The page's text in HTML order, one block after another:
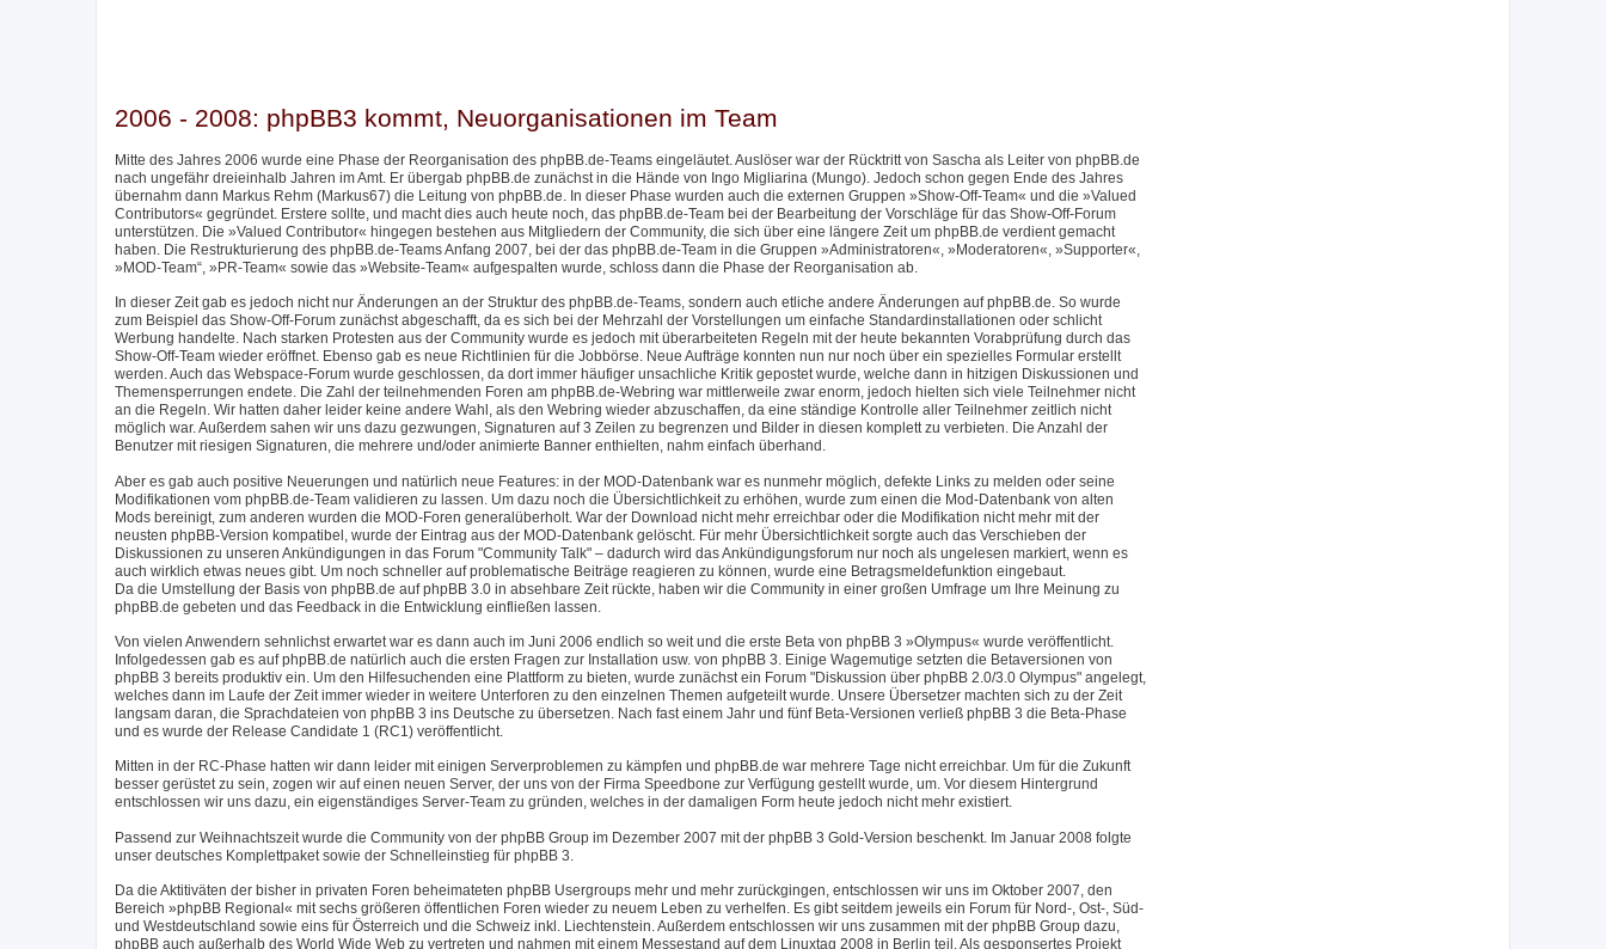
2006 - 2008: phpBB3 kommt, Neuorganisationen im Team
Mitte des Jahres 2006 wurde eine Phase der Reorganisation des phpBB.de-Teams eingeläutet. Auslöser war der Rücktritt von Sascha als Leiter von phpBB.de
nach ungefähr dreieinhalb Jahren im Amt. Er übergab phpBB.de zunächst in die Hände von Ingo Migliarina (Mungo). Jedoch schon gegen Ende des Jahres
übernahm dann Markus Rehm (Markus67) die Leitung von phpBB.de. In dieser Phase wurden auch die externen Gruppen »Show-Off-Team« und die »Valued
Contributors« gegründet. Erstere sollte, und macht dies auch heute noch, das phpBB.de-Team bei der Bearbeitung der Vorschläge für das Show-Off-Forum
unterstützen. Die »Valued Contributor« hingegen bestehen aus Mitgliedern der Community, die sich über eine längere Zeit um phpBB.de verdient gemacht
haben. Die Restrukturierung des phpBB.de-Teams Anfang 2007, bei der das phpBB.de-Team in die Gruppen »Administratoren«, »Moderatoren«, »Supporter«,
»MOD-Team“, »PR-Team« sowie das »Website-Team« aufgespalten wurde, schloss dann die Phase der Reorganisation ab.
In dieser Zeit gab es jedoch nicht nur Änderungen an der Struktur des phpBB.de-Teams, sondern auch etliche andere Änderungen auf phpBB.de. So wurde
zum Beispiel das Show-Off-Forum zunächst abgeschafft, da es sich bei der Mehrzahl der Vorstellungen um einfache Standardinstallationen oder schlicht
Werbung handelte. Nach starken Protesten aus der Community wurde es jedoch mit überarbeiteten Regeln mit der heute bekannten Vorabprüfung durch das
Show-Off-Team wieder eröffnet. Ebenso gab es neue Richtlinien für die Jobbörse. Neue Aufträge konnten nun nur noch über ein spezielles Formular erstellt
werden. Auch das Webspace-Forum wurde geschlossen, da dort immer häufiger unsachliche Kritik gepostet wurde, welche dann in hitzigen Diskussionen und
Themensperrungen endete. Die Zahl der teilnehmenden Foren am phpBB.de-Webring war mittlerweile zwar enorm, jedoch hielten sich viele Teilnehmer nicht
an die Regeln. Wir hatten daher leider keine andere Wahl, als den Webring wieder abzuschaffen, da eine ständige Kontrolle aller Teilnehmer zeitlich nicht
möglich war. Außerdem sahen wir uns dazu gezwungen, Signaturen auf 3 Zeilen zu begrenzen und Bilder in diesen komplett zu verbieten. Die Anzahl der
Benutzer mit riesigen Signaturen, die mehrere und/oder animierte Banner enthielten, nahm einfach überhand.
Aber es gab auch positive Neuerungen und natürlich neue Features: in der MOD-Datenbank war es nunmehr möglich, defekte Links zu melden oder seine
Modifikationen vom phpBB.de-Team validieren zu lassen. Um dazu noch die Übersichtlichkeit zu erhöhen, wurde zum einen die Mod-Datenbank von alten
Mods bereinigt, zum anderen wurden die MOD-Foren generalüberholt. War der Download nicht mehr erreichbar oder die Modifikation nicht mehr mit der
neusten phpBB-Version kompatibel, wurde der Eintrag aus der MOD-Datenbank gelöscht. Für mehr Übersichtlichkeit sorgte auch das Verschieben der
Diskussionen zu unseren Ankündigungen in das Forum "Community Talk" – dadurch wird das Ankündigungsforum nur noch als ungelesen markiert, wenn es
auch wirklich etwas neues gibt. Um noch schneller auf problematische Beiträge reagieren zu können, wurde eine Betragsmeldefunktion eingebaut.
Da die Umstellung der Basis von phpBB.de auf phpBB 3.0 in absehbare Zeit rückte, haben wir die Community in einer großen Umfrage um Ihre Meinung zu
phpBB.de gebeten und das Feedback in die Entwicklung einfließen lassen.
Von vielen Anwendern sehnlichst erwartet war es dann auch im Juni 2006 endlich so weit und die erste Beta von phpBB 3 »Olympus« wurde veröffentlicht.
Infolgedessen gab es auf phpBB.de natürlich auch die ersten Fragen zur Installation usw. von phpBB 3. Einige Wagemutige setzten die Betaversionen von
phpBB 3 bereits produktiv ein. Um den Hilfesuchenden eine Plattform zu bieten, wurde zunächst ein Forum "Diskussion über phpBB 2.0/3.0 Olympus" angelegt,
welches dann im Laufe der Zeit immer wieder in weitere Unterforen zu den einzelnen Themen aufgeteilt wurde. Unsere Übersetzer machten sich zu der Zeit
langsam daran, die Sprachdateien von phpBB 3 ins Deutsche zu übersetzen. Nach fast einem Jahr und fünf Beta-Versionen verließ phpBB 3 die Beta-Phase
und es wurde der Release Candidate 1 (RC1) veröffentlicht.
Mitten in der RC-Phase hatten wir dann leider mit einigen Serverproblemen zu kämpfen und phpBB.de war mehrere Tage nicht erreichbar. Um für die Zukunft
besser gerüstet zu sein, zogen wir auf einen neuen Server, der uns von der Firma Speedbone zur Verfügung gestellt wurde, um. Vor diesem Hintergrund
entschlossen wir uns dazu, ein eigenständiges Server-Team zu gründen, welches in der damaligen Form heute jedoch nicht mehr existiert.
Passend zur Weihnachtszeit wurde die Community von der phpBB Group im Dezember 2007 mit der phpBB 3 Gold-Version beschenkt. Im Januar 2008 folgte
unser deutsches Komplettpaket sowie der Schnelleinstieg für phpBB 3.
Da die Aktitiväten der bisher in privaten Foren beheimateten phpBB Usergroups mehr und mehr zurückgingen, entschlossen wir uns im Oktober 2007, den
Bereich »phpBB Regional« mit sechs größeren öffentlichen Foren wieder zu neuem Leben zu verhelfen. Es gibt seitdem jeweils ein Forum für Nord-, Ost-, Süd-
und Westdeutschland sowie eins für Österreich und die Schweiz inkl. Liechtenstein. Außerdem entschlossen wir uns zusammen mit der phpBB Group dazu,
phpBB auch außerhalb des World Wide Web zu vertreten und nahmen mit einem Messestand auf dem Linuxtag 2008 in Berlin teil. Als gesponsertes Projekt